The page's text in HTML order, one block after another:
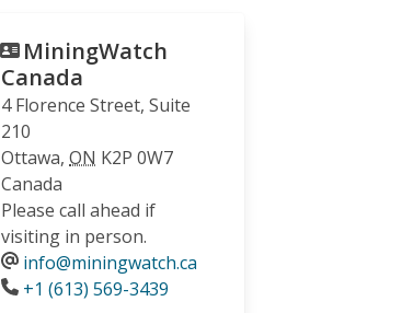
MiningWatch
Canada
4 Florence Street, Suite
210
Ottawa, ON K2P 0W7
Canada
Please call ahead if
visiting in person.
info@miningwatch.ca
Phone
+1 (613) 569-3439